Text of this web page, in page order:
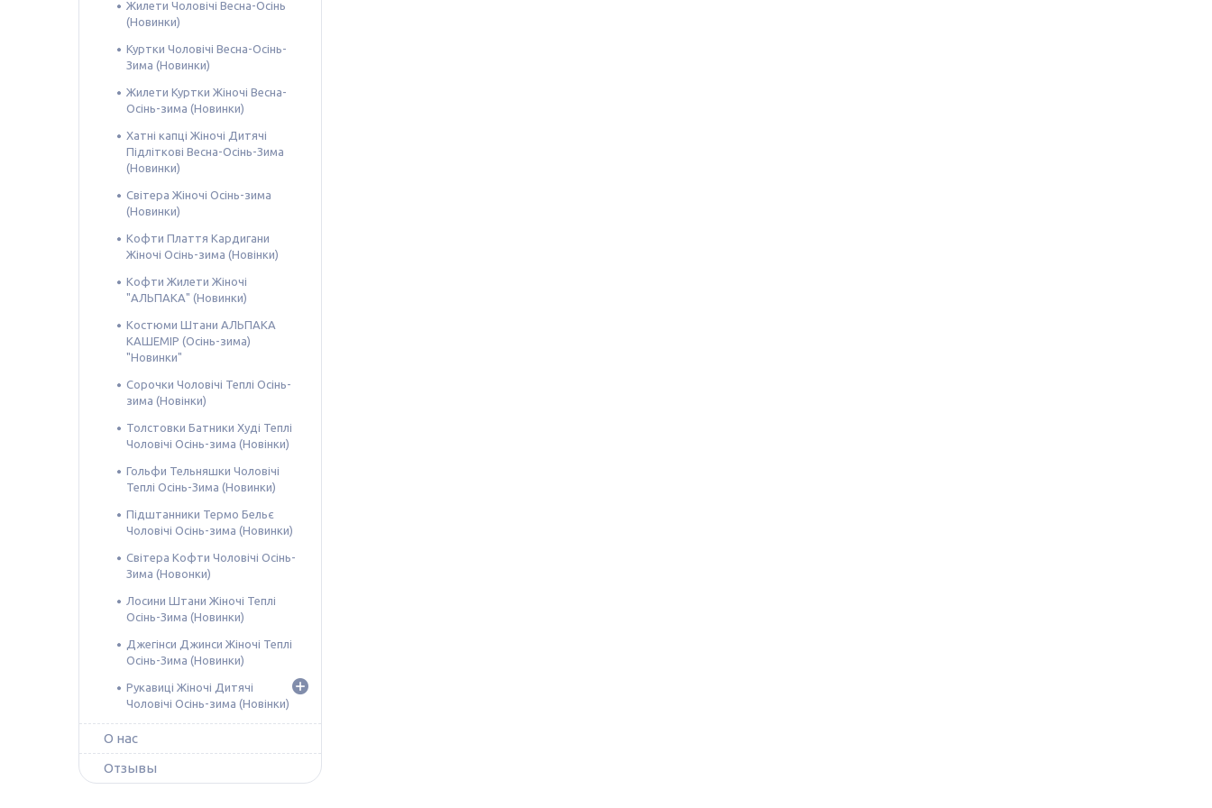
Жилети Чоловічі Весна-Осінь
(Новинки)
Куртки Чоловічі Весна-Осінь-
Зима (Новинки)
Жилети Куртки Жіночі Весна-
Осінь-зима (Новинки)
Хатні капці Жіночі Дитячі
Підліткові Весна-Осінь-Зима
(Новинки)
Світера Жіночі Осінь-зима
(Новинки)
Кофти Плаття Кардигани
Жіночі Осінь-зима (Новінки)
Кофти Жилети Жіночі
"АЛЬПАКА" (Новинки)
Костюми Штани АЛЬПАКА
КАШЕМІР (Осінь-зима)
"Новинки"
Сорочки Чоловічі Теплі Осінь-
зима (Новінки)
Толстовки Батники Худі Теплі
Чоловічі Осінь-зима (Новінки)
Гольфи Тельняшки Чоловічі
Теплі Осінь-Зима (Новинки)
Підштанники Термо Бельє
Чоловічі Осінь-зима (Новинки)
Світера Кофти Чоловічі Осінь-
Зима (Новонки)
Лосини Штани Жіночі Теплі
Осінь-Зима (Новинки)
Джегінси Джинси Жіночі Теплі
Осінь-Зима (Новинки)
Рукавиці Жіночі Дитячі
Чоловічі Осінь-зима (Новінки)
О нас
Отзывы